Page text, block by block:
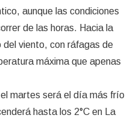
aunque las condiciones
de las horas. Hacia la
del viento, con ráfagas de
máxima que apenas
martes será el día más frío
hasta los 2°C en La